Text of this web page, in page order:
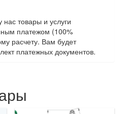
товары и услуги
платежом (100%
расчету. Вам будет
платежных документов.